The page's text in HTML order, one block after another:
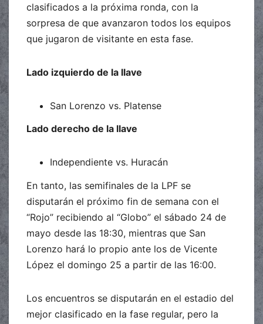
clasificados a la próxima ronda, con la
sorpresa de que avanzaron todos los equipos
que jugaron de visitante en esta fase.
Lado izquierdo de la llave
San Lorenzo vs. Platense
Lado derecho de la llave
Independiente vs. Huracán
En tanto, las semifinales de la LPF se
disputarán el próximo fin de semana con el
“Rojo” recibiendo al “Globo” el sábado 24 de
mayo desde las 18:30, mientras que San
Lorenzo hará lo propio ante los de Vicente
López el domingo 25 a partir de las 16:00.
Los encuentros se disputarán en el estadio del
mejor clasificado en la fase regular, pero la